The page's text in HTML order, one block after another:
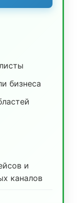
бизнеса
и
каналов